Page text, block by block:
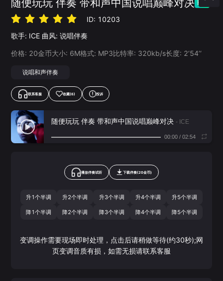
随便玩玩 伴奏 带和声中国说唱巅峰对决 HQ
ID: 10203
歌手: ICE 曲风: 说唱伴奏
价格: 20金币大小: 6M格式: MP3比特率: 320kb/s长度: 2‘54’‘
说唱和声伴奏
联系客服 收藏(6) 投诉
随便玩玩 伴奏 带和声中国说唱巅峰对决 - ICE
00:00/ 02:54
播放伴奏试听 下载伴奏(20金币)
升1个半调 升2个半调 升3个半调 升4个半调 升5个半调
降1个半调 降2个半调 降3个半调 降4个半调 降5个半调
变调操作需要现场即时处理，点击后请稍做等待(约30秒);网
页变调音质有损，如需无损请联系客服